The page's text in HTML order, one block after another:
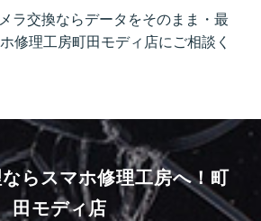
ラ交換ならデータをそのまま・最
修理工房町田モディ店にご相談く
らスマホ修理工房へ！ 町
田モディ店